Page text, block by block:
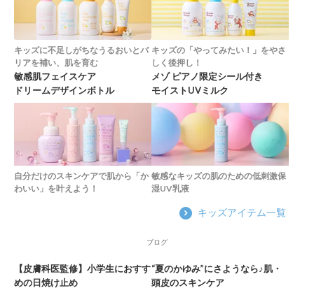
キッズに不足しがちなうるおいとバ
リアを補い、肌を育む
キッズの「やってみたい！」をやさ
しく後押し！
敏感肌フェイスケア
ドリームデザインボトル
自分だけのスキンケアで肌から「か
わいい」を叶えよう！
メゾ ピアノ限定シール付き
モイストUVミルク
敏感なキッズの肌のための低刺激保
湿UV乳液
キッズアイテム一覧
ブログ
【皮膚科医監修】小学生におすす
めの日焼け止め
“夏のかゆみ”にさようなら♪肌・
頭皮のスキンケア